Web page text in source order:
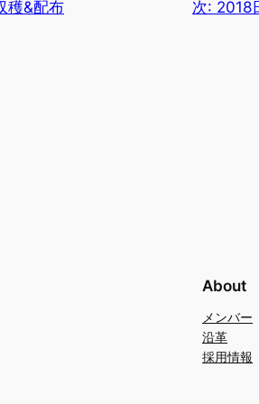
穫&配布 次: 2018
About
メンバー
沿革
採用情報